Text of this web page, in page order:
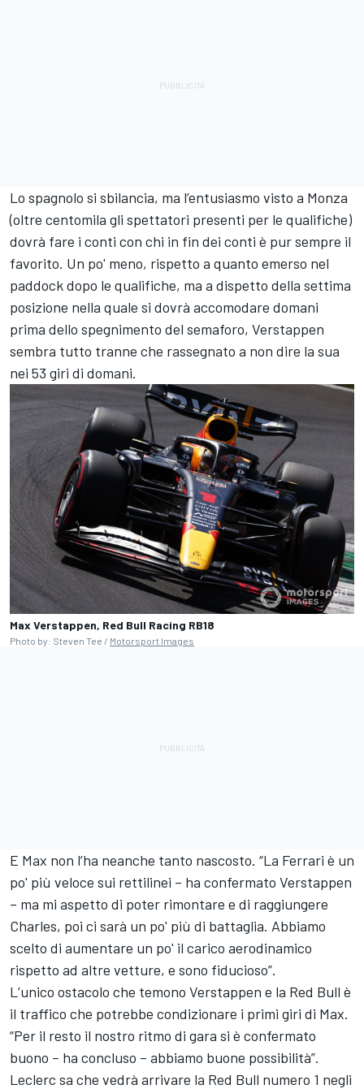
Lo spagnolo si sbilancia, ma l’entusiasmo visto a Monza
(oltre centomila gli spettatori presenti per le qualifiche)
dovrà fare i conti con chi in fin dei conti è pur sempre il
favorito. Un po' meno, rispetto a quanto emerso nel
paddock dopo le qualifiche, ma a dispetto della settima
posizione nella quale si dovrà accomodare domani
prima dello spegnimento del semaforo, Verstappen
sembra tutto tranne che rassegnato a non dire la sua
nei 53 giri di domani.
Max Verstappen, Red Bull Racing RB18
Photo by: Steven Tee / Motorsport Images
E Max non l’ha neanche tanto nascosto. “La Ferrari è un
po' più veloce sui rettilinei – ha confermato Verstappen
– ma mi aspetto di poter rimontare e di raggiungere
Charles, poi ci sarà un po' più di battaglia. Abbiamo
scelto di aumentare un po' il carico aerodinamico
rispetto ad altre vetture, e sono fiducioso”.
L’unico ostacolo che temono Verstappen e la Red Bull è
il traffico che potrebbe condizionare i primi giri di Max.
“Per il resto il nostro ritmo di gara si è confermato
buono – ha concluso – abbiamo buone possibilità”.
Leclerc sa che vedrà arrivare la Red Bull numero 1 negli